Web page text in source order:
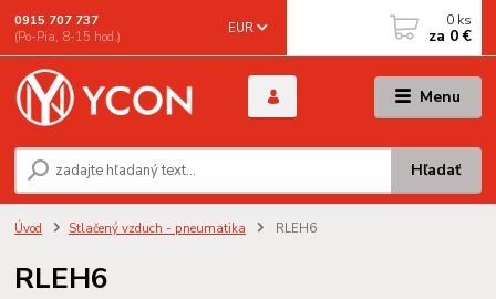
Menu
EUR
Hľadať
0915 707 737
(Po-Pia, 8-15 hod.)
0 ks
za 0 €
Úvod Stlačený vzduch - pneumatika RLEH6
RLEH6